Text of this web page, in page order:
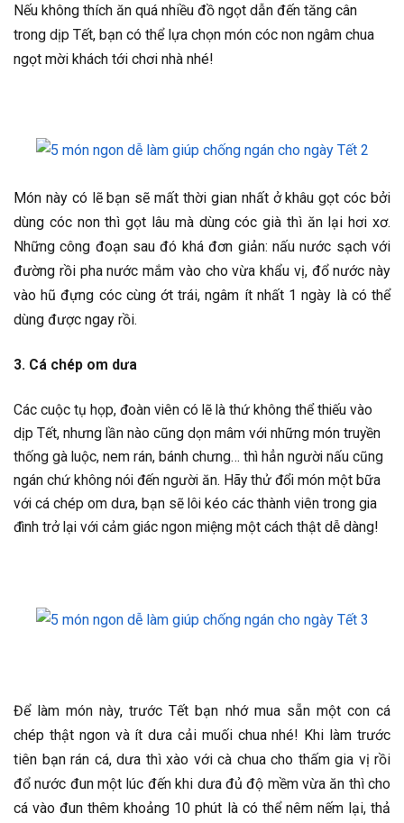
Nếu không thích ăn quá nhiều đồ ngọt dẫn đến tăng cân
trong dịp Tết, bạn có thể lựa chọn món cóc non ngâm chua
ngọt mời khách tới chơi nhà nhé!
Món này có lẽ bạn sẽ mất thời gian nhất ở khâu gọt cóc bởi
dùng cóc non thì gọt lâu mà dùng cóc già thì ăn lại hơi xơ.
Những công đoạn sau đó khá đơn giản: nấu nước sạch với
đường rồi pha nước mắm vào cho vừa khẩu vị, đổ nước này
vào hũ đựng cóc cùng ớt trái, ngâm ít nhất 1 ngày là có thể
dùng được ngay rồi.
3. Cá chép om dưa
Các cuộc tụ họp, đoàn viên có lẽ là thứ không thể thiếu vào
dịp Tết, nhưng lần nào cũng dọn mâm với những món truyền
thống gà luộc, nem rán, bánh chưng… thì hẳn người nấu cũng
ngán chứ không nói đến người ăn. Hãy thử đổi món một bữa
với cá chép om dưa, bạn sẽ lôi kéo các thành viên trong gia
đình trở lại với cảm giác ngon miệng một cách thật dễ dàng!
Để làm món này, trước Tết bạn nhớ mua sẵn một con cá
chép thật ngon và ít dưa cải muối chua nhé! Khi làm trước
tiên bạn rán cá, dưa thì xào với cà chua cho thấm gia vị rồi
đổ nước đun một lúc đến khi dưa đủ độ mềm vừa ăn thì cho
cá vào đun thêm khoảng 10 phút là có thể nêm nếm lại, thả